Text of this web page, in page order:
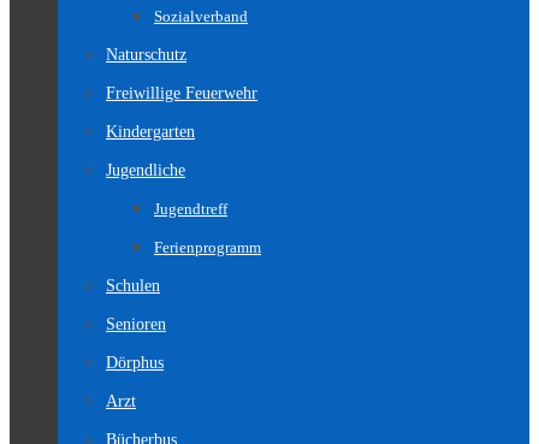
Sozialverband
Naturschutz
Freiwillige Feuerwehr
Kindergarten
Jugendliche
Jugendtreff
Ferienprogramm
Schulen
Senioren
Dörphus
Arzt
Bücherbus